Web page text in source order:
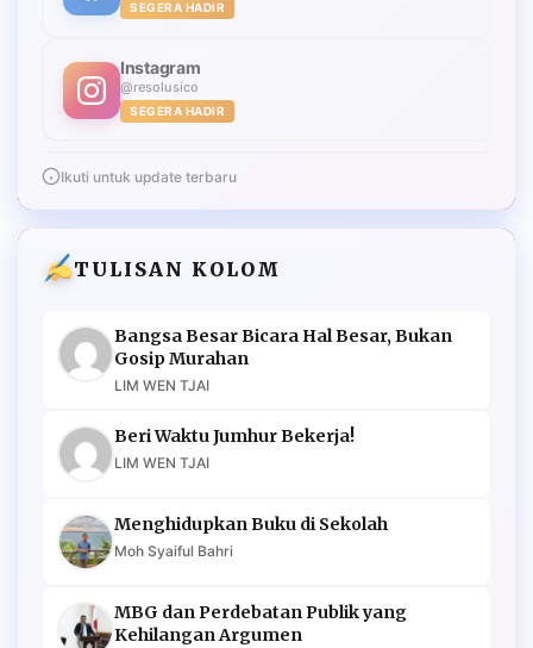
SEGERA HADIR
Instagram
@resolusico
SEGERA HADIR
Ikuti untuk update terbaru
TULISAN KOLOM
Bangsa Besar Bicara Hal Besar, Bukan
Gosip Murahan
LIM WEN TJAI
Beri Waktu Jumhur Bekerja!
LIM WEN TJAI
Menghidupkan Buku di Sekolah
Moh Syaiful Bahri
MBG dan Perdebatan Publik yang
Kehilangan Argumen